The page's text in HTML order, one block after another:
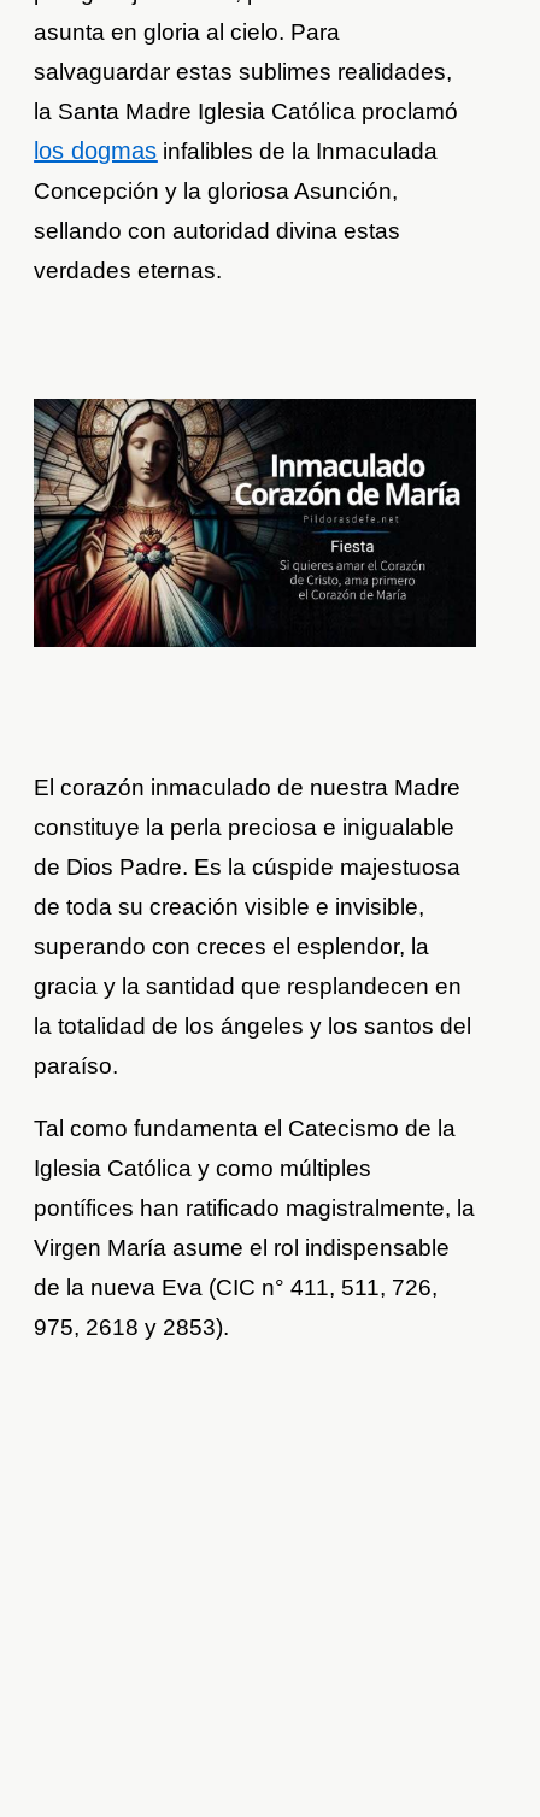
asunta en gloria al cielo. Para
salvaguardar estas sublimes realidades,
la Santa Madre Iglesia Católica proclamó
los dogmas infalibles de la Inmaculada
Concepción y la gloriosa Asunción,
sellando con autoridad divina estas
verdades eternas.
El corazón inmaculado de nuestra Madre
constituye la perla preciosa e inigualable
de Dios Padre. Es la cúspide majestuosa
de toda su creación visible e invisible,
superando con creces el esplendor, la
gracia y la santidad que resplandecen en
la totalidad de los ángeles y los santos del
paraíso.
Tal como fundamenta el Catecismo de la
Iglesia Católica y como múltiples
pontífices han ratificado magistralmente, la
Virgen María asume el rol indispensable
de la nueva Eva (CIC n° 411, 511, 726,
975, 2618 y 2853).